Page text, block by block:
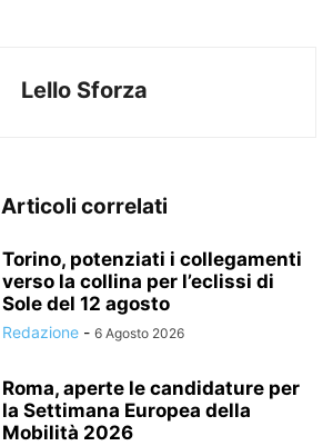
Lello Sforza
Articoli correlati
Torino, potenziati i collegamenti
verso la collina per l’eclissi di
Sole del 12 agosto
Redazione - 6 Agosto 2026
Roma, aperte le candidature per
la Settimana Europea della
Mobilità 2026